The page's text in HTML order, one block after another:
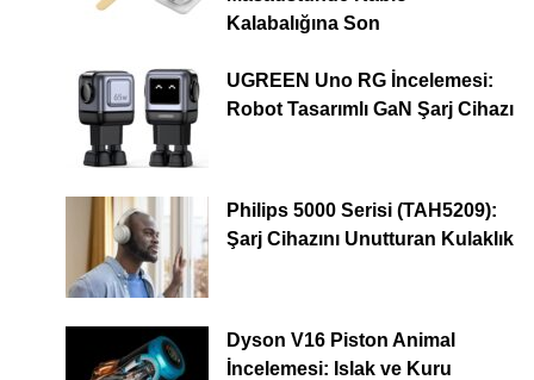
Kalabalığına Son
UGREEN Uno RG İncelemesi:
Robot Tasarımlı GaN Şarj Cihazı
Philips 5000 Serisi (TAH5209):
Şarj Cihazını Unutturan Kulaklık
Dyson V16 Piston Animal
İncelemesi: Islak ve Kuru